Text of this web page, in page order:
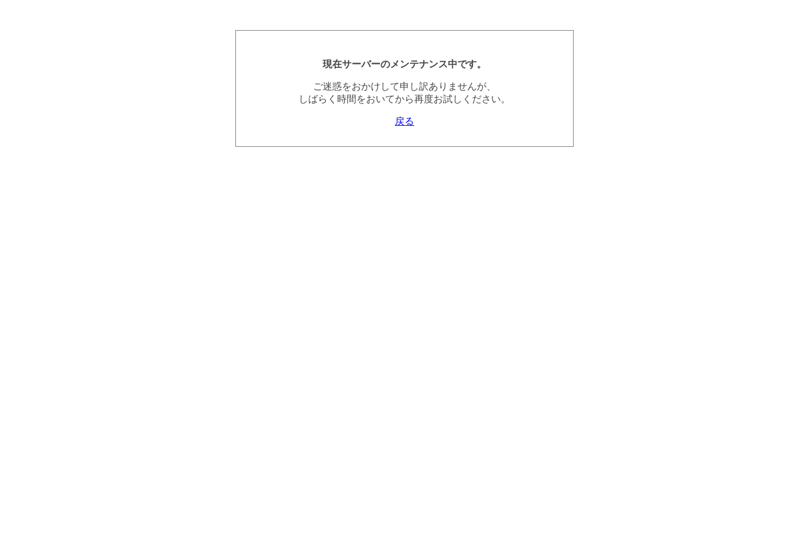
現在サーバーのメンテナンス中です。
ご迷惑をおかけして申し訳ありませんが、
しばらく時間をおいてから再度お試しください。
戻る